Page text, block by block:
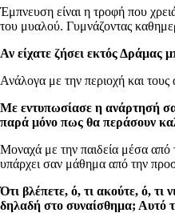
Έμπνευση είναι η τροφή που
του μυαλού. Γυμνάζοντας
Αν είχατε ζήσει εκτός Δράμας
Ανάλογα με την περιοχή και
Με εντυπωσίασε η ανάρτησή
παρά μόνο πως θα περάσουν
Μοναχά με την παιδεία μέσα από
υπάρχει σαν μάθημα από την
Ότι βλέπετε, ό, τι ακούτε, ό,
δηλαδή στο συναίσθημα; Αυτό